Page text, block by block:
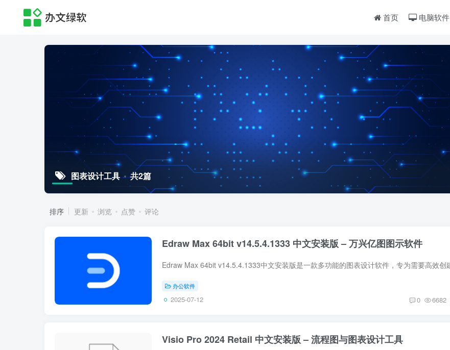
首页 电脑软件
图表设计工具 共2篇
排序 更新 浏览 点赞 评论
Edraw Max 64bit v14.5.4.1333 中文安装版 – 万兴亿图图示软件
办公软件
2025-07-12 0 6682
Visio Pro 2024 Retail 中文安装版 – 流程图与图表设计工具